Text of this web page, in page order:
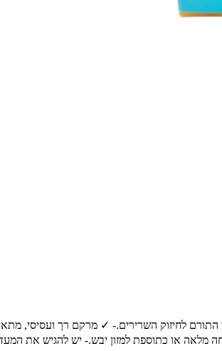
מלאה או כתוספת למזון יבש.- יש להגיש את